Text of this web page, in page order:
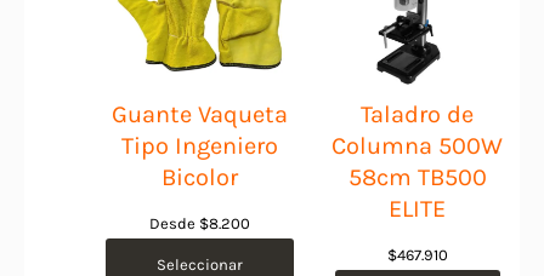
Guante Vaqueta
Tipo Ingeniero
Bicolor
Desde $8.200
Seleccionar
Taladro de
Columna 500W
58cm TB500
ELITE
$467.910